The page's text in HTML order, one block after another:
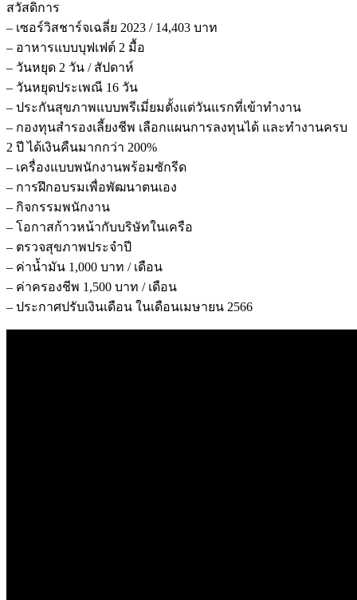
สวัสดิการ
– เซอร์วิสชาร์จเฉลี่ย 2023 / 14,403 บาท
– อาหารแบบบุฟเฟต์ 2 มื้อ
– วันหยุด 2 วัน / สัปดาห์
– วันหยุดประเพณี 16 วัน
– ประกันสุขภาพแบบพรีเมี่ยมตั้งแต่วันแรกที่เข้าทำงาน
– กองทุนสำรองเลี้ยงชีพ เลือกแผนการลงทุนได้ และทำงานครบ
2 ปี ได้เงินคืนมากกว่า 200%
– เครื่องแบบพนักงานพร้อมซักรีด
– การฝึกอบรมเพื่อพัฒนาตนเอง
– กิจกรรมพนักงาน
– โอกาสก้าวหน้ากับบริษัทในเครือ
– ตรวจสุขภาพประจำปี
– ค่าน้ำมัน 1,000 บาท / เดือน
– ค่าครองชีพ 1,500 บาท / เดือน
– ประกาศปรับเงินเดือน ในเดือนเมษายน 2566